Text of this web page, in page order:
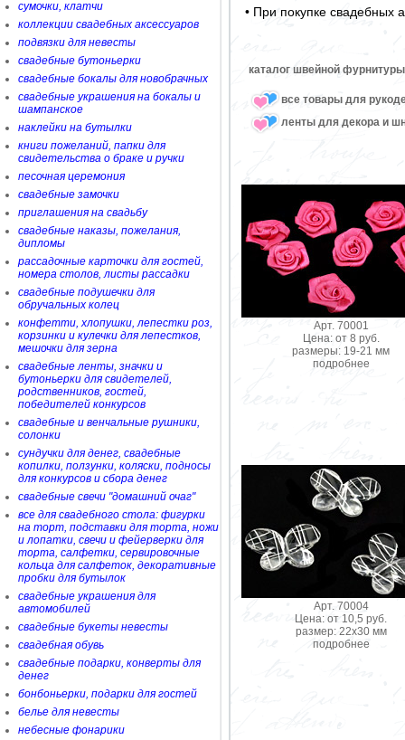
сумочки, клатчи
коллекции свадебных аксессуаров
подвязки для невесты
свадебные бутоньерки
свадебные бокалы для новобрачных
свадебные украшения на бокалы и
шампанское
наклейки на бутылки
книги пожеланий, папки для
свидетельства о браке и ручки
песочная церемония
свадебные замочки
приглашения на свадьбу
свадебные наказы, пожелания,
дипломы
рассадочные карточки для гостей,
номера столов, листы рассадки
свадебные подушечки для
обручальных колец
конфетти, хлопушки, лепестки роз,
корзинки и кулечки для лепестков,
мешочки для зерна
свадебные ленты, значки и
бутоньерки для свидетелей,
родственников, гостей,
победителей конкурсов
свадебные и венчальные рушники,
солонки
сундучки для денег, свадебные
копилки, ползунки, коляски, подносы
для конкурсов и сбора денег
свадебные свечи "домашний очаг"
все для свадебного стола: фигурки
на торт, подставки для торта, ножи
и лопатки, свечи и фейерверки для
торта, салфетки, сервировочные
кольца для салфеток, декоративные
пробки для бутылок
свадебные украшения для
автомобилей
свадебные букеты невесты
свадебная обувь
свадебные подарки, конверты для
денег
бонбоньерки, подарки для гостей
белье для невесты
небесные фонарики
• При покупке свадебных
каталог швейной
все товары для
ленты для декора и
Арт. 70001
Цена: от 8 руб.
размеры: 19-21 мм
подробнее
Арт. 70004
Цена: от 10,5 руб.
размер: 22х30 мм
подробнее